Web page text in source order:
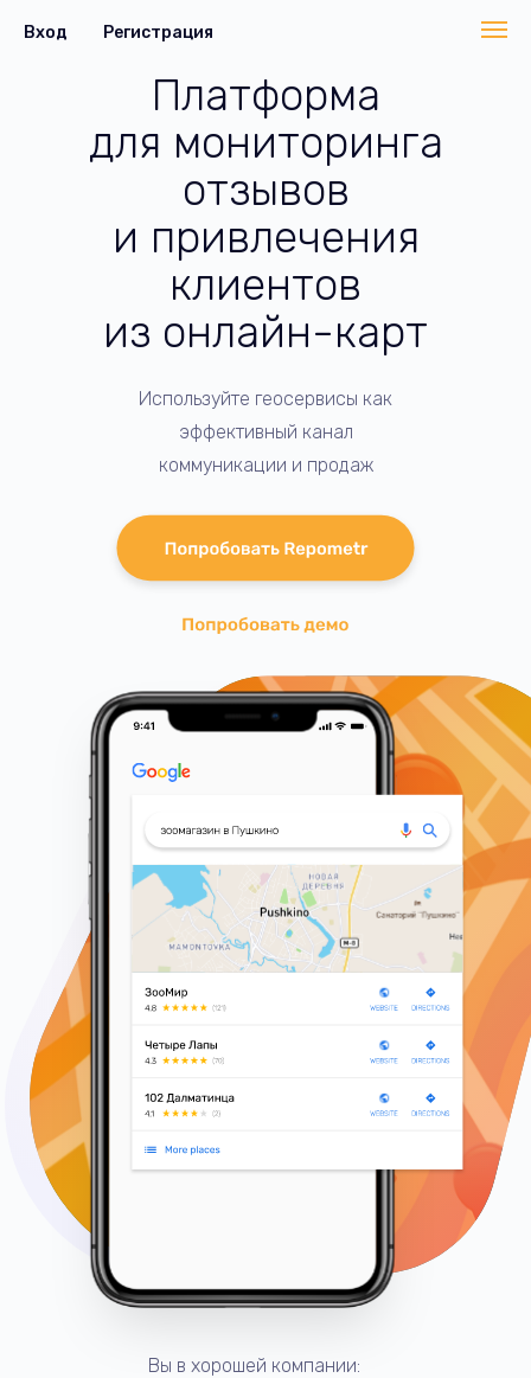
Платформа
для мониторинга
отзывов
и привлечения
клиентов
из онлайн-карт
Используйте геосервисы как
эффективный канал
коммуникации и продаж
Вы в хорошей компании:
Вход Регистрация